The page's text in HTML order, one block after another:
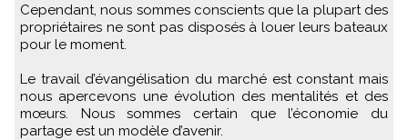
Cependant, nous sommes conscients que la plupart des
propriétaires ne sont pas disposés à louer leurs bateaux
pour le moment.
Le travail d’évangélisation du marché est constant mais
nous apercevons une évolution des mentalités et des
mœurs. Nous sommes certain que l’économie du
partage est un modèle d’avenir.